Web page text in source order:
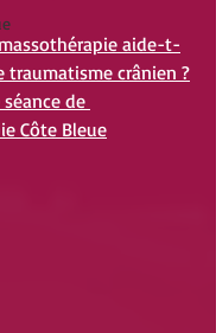
aide-t-
traumatisme crânien ?
de
Côte Bleue